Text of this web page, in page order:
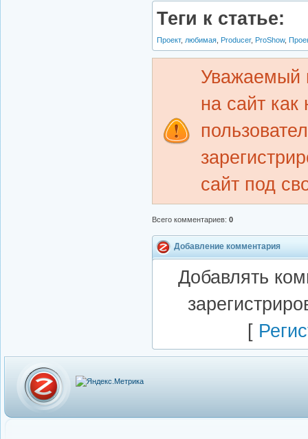
Теги к статье:
Проект, любимая Producer, ProShow,
Уважаемый
на сайт как
сайт под
Всего комментариев: 0
Добавление комментария
Добавлять
[